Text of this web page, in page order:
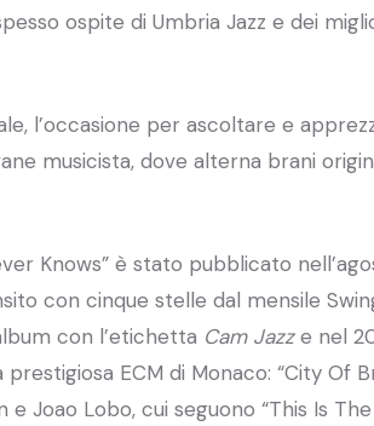
ospite di Umbria Jazz e dei
l’occasione per ascoltare e
musicista, dove alterna brani
Knows” è stato pubblicato
con cinque stelle dal mensile
con l’etichetta Cam Jazze nel
ECM di Monaco: “City Of
Joao Lobo, cui seguono “This Is The